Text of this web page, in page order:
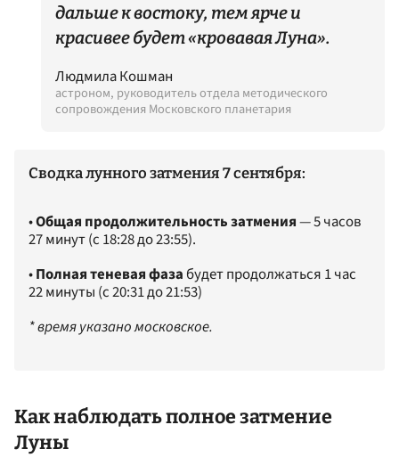
дальше к востоку, тем ярче и
красивее будет «кровавая Луна».
Людмила Кошман
астроном, руководитель отдела методического
сопровождения Московского планетария
Сводка лунного затмения 7 сентября:
•Общая продолжительность затмения— 5 часов
27 минут (с 18:28 до 23:55).
•Полная теневая фаза будет продолжаться 1 час
22 минуты (с 20:31 до 21:53)
* время указано московское.
Как наблюдать полное затмение
Луны